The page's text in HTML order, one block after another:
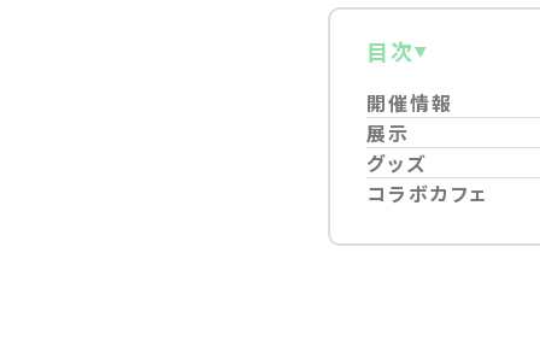
目次
開催情報
展示
グッズ
コラボカフェ